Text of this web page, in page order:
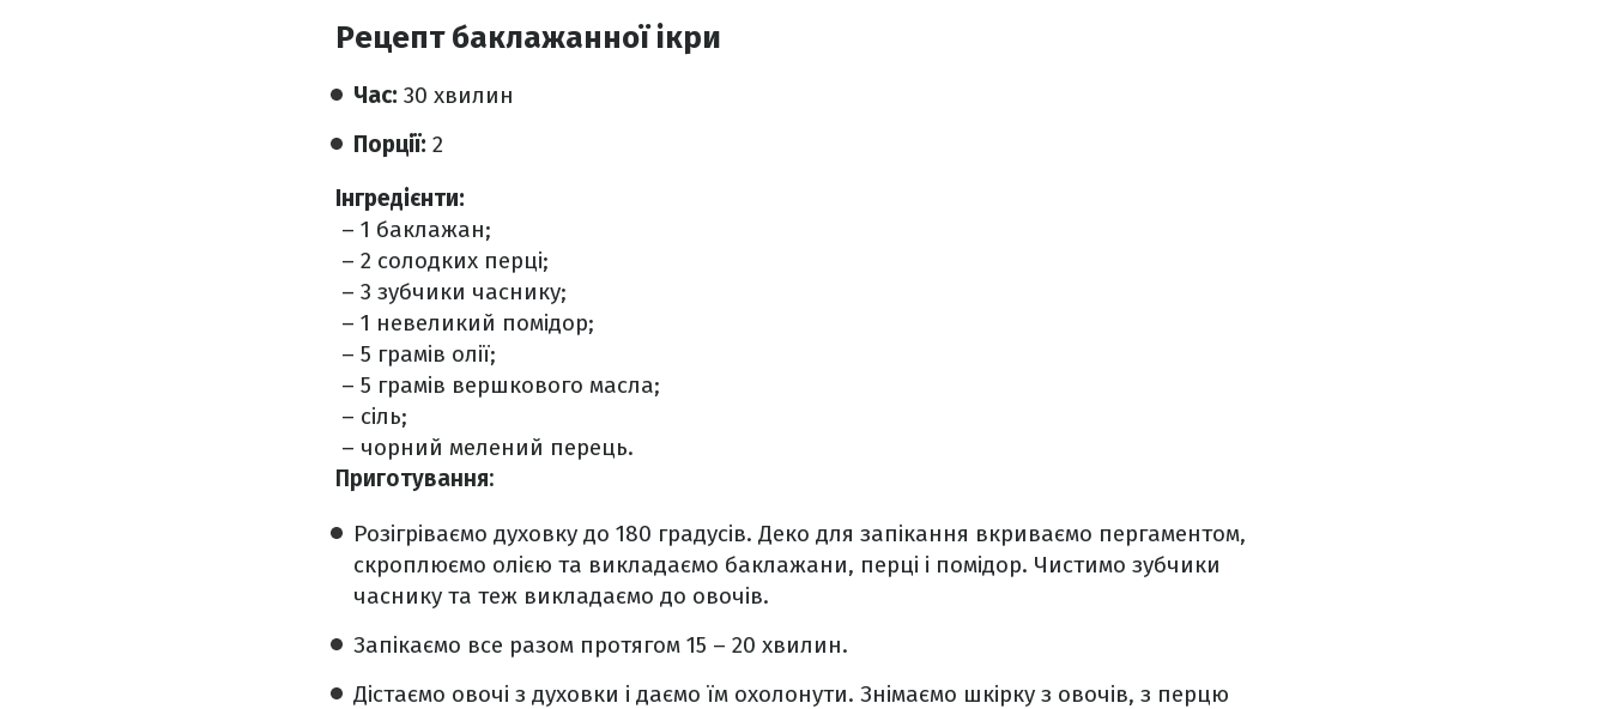
Рецепт баклажанної ікри
Час: 30 хвилин
Порції: 2
Інгредієнти:
– 1 баклажан;
– 2 солодких перці;
– 3 зубчики часнику;
– 1 невеликий помідор;
– 5 грамів олії;
– 5 грамів вершкового масла;
– сіль;
– чорний мелений перець.
Приготування:
Розігріваємо духовку до 180 градусів. Деко для запікання вкриваємо пергаментом,
скроплюємо олією та викладаємо баклажани, перці і помідор. Чистимо зубчики
часнику та теж викладаємо до овочів.
Запікаємо все разом протягом 15 – 20 хвилин.
Дістаємо овочі з духовки і даємо їм охолонути. Знімаємо шкірку з овочів, з перцю